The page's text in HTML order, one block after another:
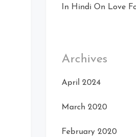
In Hindi On Love
Archives
April 2024
March 2020
February 2020